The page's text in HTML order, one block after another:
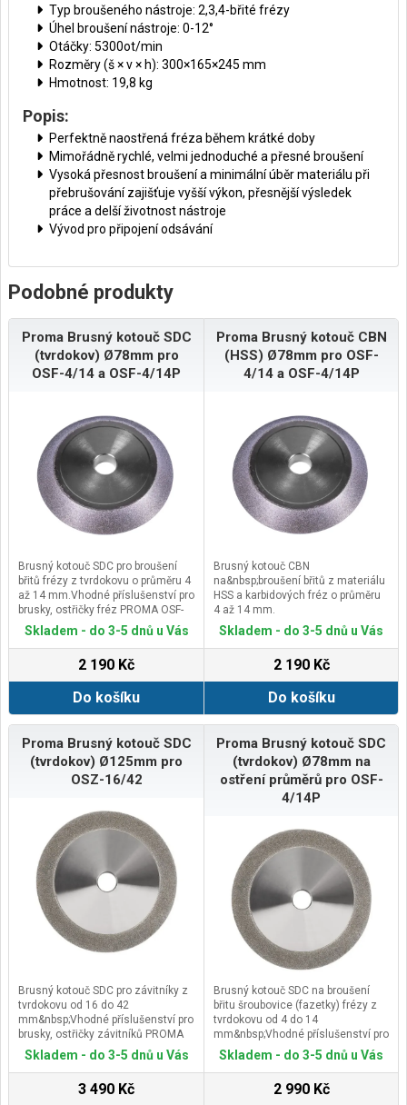
Typ broušeného nástroje: 2,3,4-břité frézy
Úhel broušení nástroje: 0-12°
Otáčky: 5300ot/min
Rozměry (š × v × h): 300×165×245 mm
Hmotnost: 19,8 kg
Popis:
Perfektně naostřená fréza během krátké doby
Mimořádně rychlé, velmi jednoduché a přesné broušení
Vysoká přesnost broušení a minimální úběr materiálu při
přebrušování zajišťuje vyšší výkon, přesnější výsledek
práce a delší životnost nástroje
Vývod pro připojení odsávání
Podobné produkty
Proma Brusný kotouč SDC
(tvrdokov) Ø78mm pro
OSF-4/14 a OSF-4/14P
Brusný kotouč SDC pro broušení
břitů frézy z tvrdokovu o průměru 4
až 14 mm.Vhodné příslušenství pro
brusky, ostřičky fréz PROMA OSF-
4/14 a OSF-4/14P
Skladem - do 3-5 dnů u Vás
2 190 Kč
Do košíku
Proma Brusný kotouč CBN
(HSS) Ø78mm pro OSF-
4/14 a OSF-4/14P
Brusný kotouč CBN
na&nbsp;broušení břitů z materiálu
HSS a karbidových fréz o průměru
4 až 14 mm.
Vhodné příslušenství pro brusky,
ostřičky fréz PROMA OSF-4/14 a
Skladem - do 3-5 dnů u Vás
2 190 Kč
Do košíku
Proma Brusný kotouč SDC
(tvrdokov) Ø125mm pro
OSZ-16/42
Brusný kotouč SDC pro závitníky z
tvrdokovu od 16 do 42
mm&nbsp;Vhodné příslušenství pro
brusky, ostřičky závitníků PROMA
OSZ-16/42
Skladem - do 3-5 dnů u Vás
3 490 Kč
Proma Brusný kotouč SDC
(tvrdokov) Ø78mm na
ostření průměrů pro OSF-
4/14P
Brusný kotouč SDC na broušení
břitu šroubovice (fazetky) frézy z
tvrdokovu od 4 do 14
mm&nbsp;Vhodné příslušenství pro
brusku, ostřičku fréz PROMA OSF-
4/14P
Skladem - do 3-5 dnů u Vás
2 990 Kč